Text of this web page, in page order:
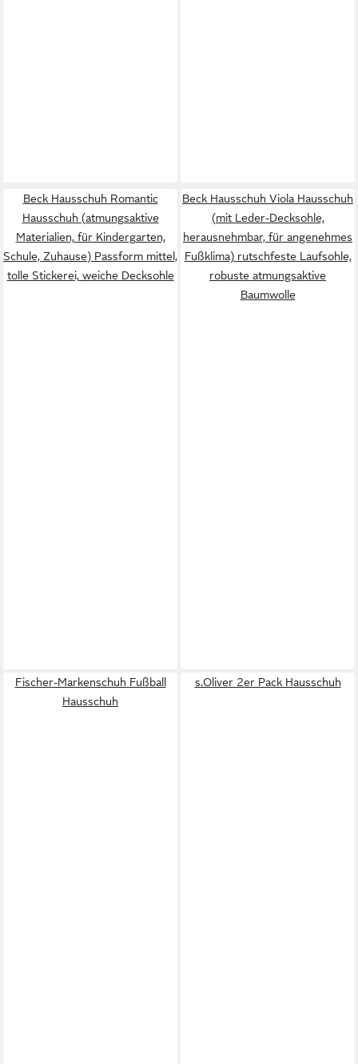
Beck Hausschuh Romantic
Hausschuh (atmungsaktive
Materialien, für Kindergarten,
Schule, Zuhause) Passform mittel,
tolle Stickerei, weiche Decksohle
Beck Hausschuh Viola Hausschuh
(mit Leder-Decksohle,
herausnehmbar, für angenehmes
Fußklima) rutschfeste Laufsohle,
robuste atmungsaktive
Baumwolle
Fischer-Markenschuh Fußball
Hausschuh
s.Oliver 2er Pack Hausschuh